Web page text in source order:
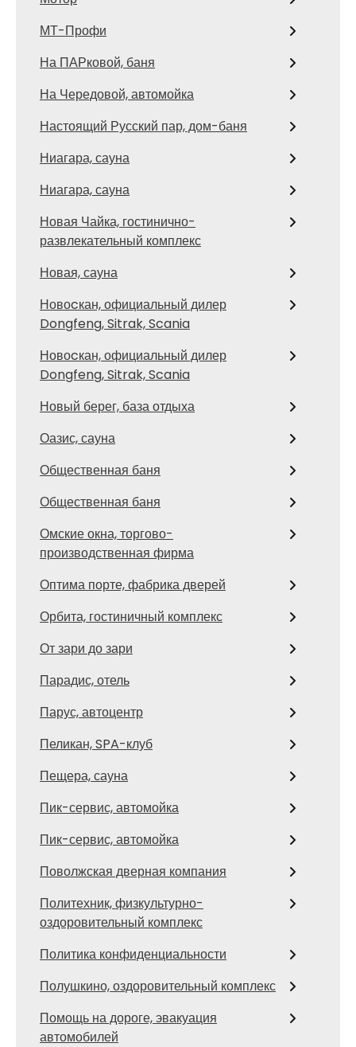
МТ-Профи
На ПАРковой, баня
На Чередовой, автомойка
Настоящий Русский пар, дом-баня
Ниагара, сауна
Ниагара, сауна
Новая Чайка, гостинично-
развлекательный комплекс
Новая, сауна
Новоcкан, официальный дилер
Dongfeng, Sitrak, Scania
Новоcкан, официальный дилер
Dongfeng, Sitrak, Scania
Новый берег, база отдыха
Оазис, сауна
Общественная баня
Общественная баня
Омские окна, торгово-
производственная фирма
Оптима порте, фабрика дверей
Орбита, гостиничный комплекс
От зари до зари
Парадис, отель
Парус, автоцентр
Пеликан, SPA-клуб
Пещера, сауна
Пик-сервис, автомойка
Пик-сервис, автомойка
Поволжская дверная компания
Политехник, физкультурно-
оздоровительный комплекс
Политика конфиденциальности
Полушкино, оздоровительный комплекс
Помощь на дороге, эвакуация
автомобилей